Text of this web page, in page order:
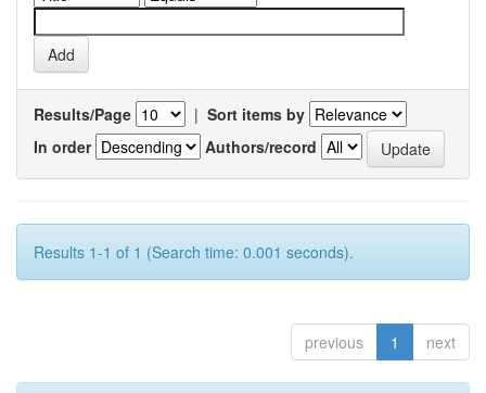
Results/Page | Sort items by
In order
Authors/record
Results 1-1 of 1 (Search time: 0.001 seconds).
previous 1 next